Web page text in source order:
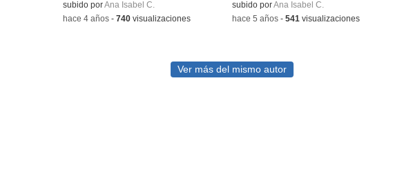
Contenido educativo.
subido porAna Isabel C.
-hace 4 años- 740visualizaciones
Contenido educativo.
subido porAna Isabel C.
-hace 5 años- 541 visualizaciones
Ver más del mismo autor